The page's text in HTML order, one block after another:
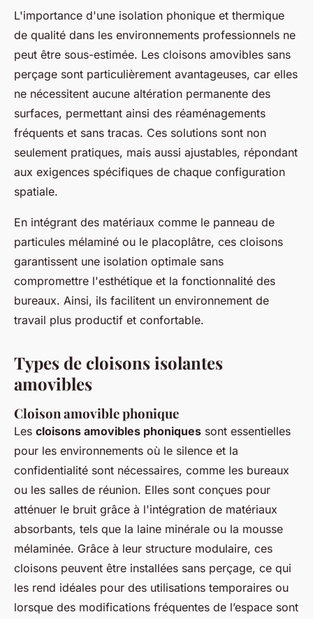
L'importance d'une isolation phonique et thermique
de qualité dans les environnements professionnels ne
peut être sous-estimée. Les cloisons amovibles sans
perçage sont particulièrement avantageuses, car elles
ne nécessitent aucune altération permanente des
surfaces, permettant ainsi des réaménagements
fréquents et sans tracas. Ces solutions sont non
seulement pratiques, mais aussi ajustables, répondant
aux exigences spécifiques de chaque configuration
spatiale.
En intégrant des matériaux comme le panneau de
particules mélaminé ou le placoplâtre, ces cloisons
garantissent une isolation optimale sans
compromettre l'esthétique et la fonctionnalité des
bureaux. Ainsi, ils facilitent un environnement de
travail plus productif et confortable.
Types de cloisons isolantes
amovibles
Cloison amovible phonique
Les cloisons amovibles phoniques sont essentielles
pour les environnements où le silence et la
confidentialité sont nécessaires, comme les bureaux
ou les salles de réunion. Elles sont conçues pour
atténuer le bruit grâce à l'intégration de matériaux
absorbants, tels que la laine minérale ou la mousse
mélaminée. Grâce à leur structure modulaire, ces
cloisons peuvent être installées sans perçage, ce qui
les rend idéales pour des utilisations temporaires ou
lorsque des modifications fréquentes de l’espace sont